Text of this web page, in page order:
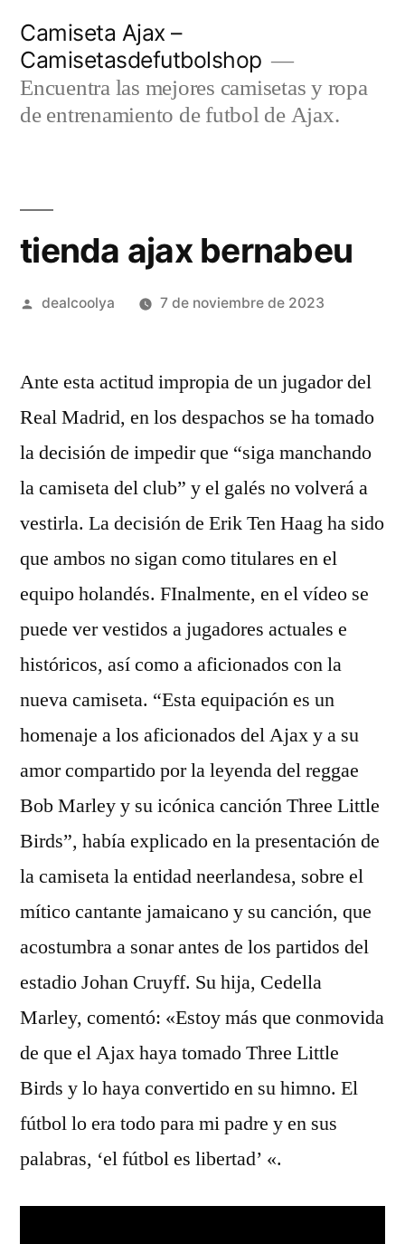
contenido
Camiseta Ajax –
Camisetasdefutbolshop
Encuentra las mejores camisetas y ropa
de entrenamiento de futbol de Ajax.
tienda ajax bernabeu
Publicado
dealcoolya 7 de noviembre de 2023
Ante esta actitud impropia de un jugador del
Real Madrid, en los despachos se ha tomado
la decisión de impedir que “siga manchando
la camiseta del club” y el galés no volverá a
vestirla. La decisión de Erik Ten Haag ha sido
que ambos no sigan como titulares en el
equipo holandés. FInalmente, en el vídeo se
puede ver vestidos a jugadores actuales e
históricos, así como a aficionados con la
nueva camiseta. “Esta equipación es un
homenaje a los aficionados del Ajax y a su
amor compartido por la leyenda del reggae
Bob Marley y su icónica canción Three Little
Birds”, había explicado en la presentación de
la camiseta la entidad neerlandesa, sobre el
mítico cantante jamaicano y su canción, que
acostumbra a sonar antes de los partidos del
estadio Johan Cruyff. Su hija, Cedella
Marley, comentó: «Estoy más que conmovida
de que el Ajax haya tomado Three Little
Birds y lo haya convertido en su himno. El
fútbol lo era todo para mi padre y en sus
palabras, ‘el fútbol es libertad’ «.